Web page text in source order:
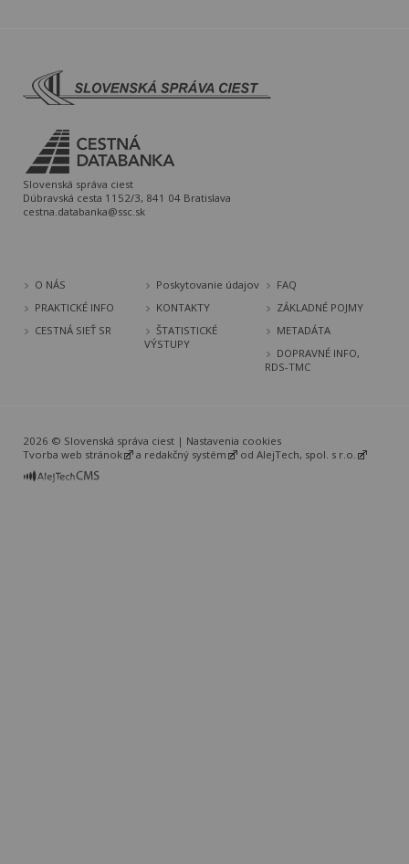
Slovenská správa ciest
Dúbravská cesta 1152/3, 841 04 Bratislava
cestna.databanka@ssc.sk
O NÁS Poskytovanie údajov
FAQ
PRAKTICKÉ INFO
KONTAKTY
ZÁKLADNÉ POJMY
CESTNÁ SIEŤ SR
ŠTATISTICKÉ
VÝSTUPY
METADÁTA
DOPRAVNÉ INFO,
RDS-TMC
2026 © Slovenská správa ciest | Nastavenia cookies
Tvorba web stránok
a redakčný systém od AlejTech, spol. s r.o.